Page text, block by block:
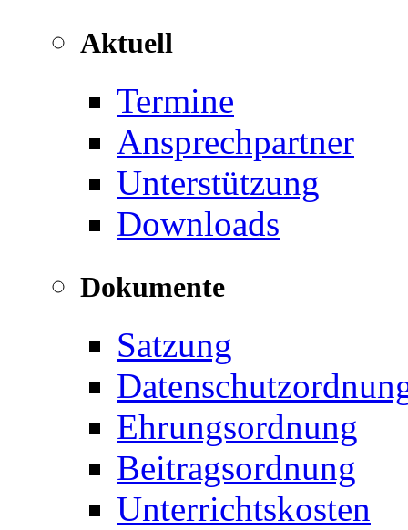
Aktuell
Termine
Ansprechpartner
Unterstützung
Downloads
Dokumente
Satzung
Ehrungsordnung
Beitragsordnung
Unterrichtskosten